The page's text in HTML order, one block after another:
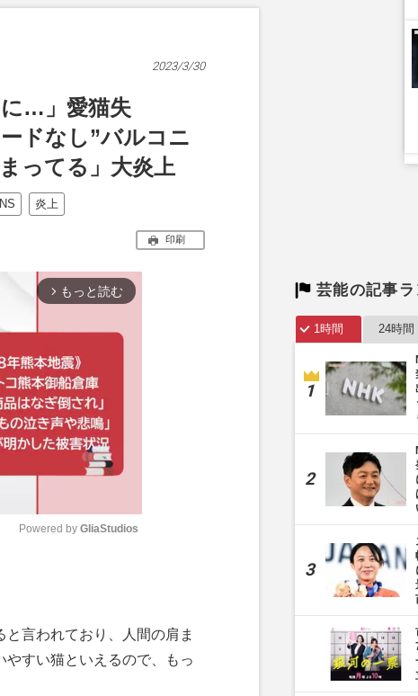
2023/3/30
…」愛猫失
ドなし”バルコニ
ってる」大炎上
炎上
印刷
arrow_forward_ios もっと読む
t
e
Powered by GliaStudios
と言われており、人間の肩ま
すい猫といえるので、もっ
芸能の記事
1時間 24時間